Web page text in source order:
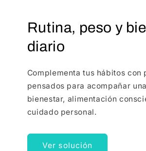
Rutina, peso y
diario
Complementa tus hábitos con
pensados para acompañar
bienestar, alimentación
cuidado personal.
Ver solución